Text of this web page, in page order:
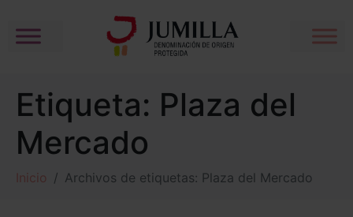
Etiqueta: Plaza del
Mercado
Inicio Archivos de etiquetas: Plaza del Mercado